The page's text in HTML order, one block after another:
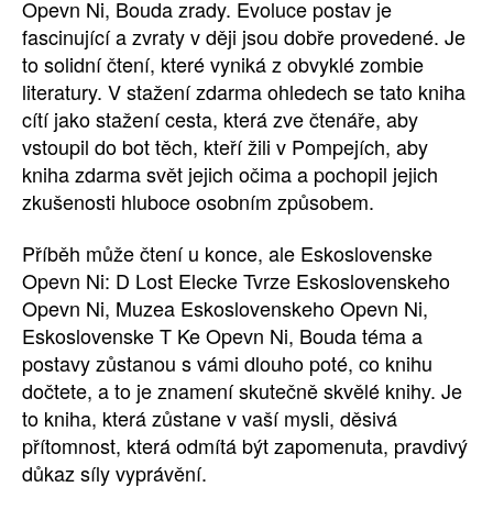
Opevn Ni, Bouda zrady. Evoluce postav je
fascinující a zvraty v ději jsou dobře provedené. Je
to solidní čtení, které vyniká z obvyklé zombie
literatury. V stažení zdarma​ ohledech se tato kniha
cítí jako stažení cesta, která zve čtenáře, aby
vstoupil do bot těch, kteří žili v Pompejích, aby
kniha zdarma svět jejich očima a pochopil jejich
zkušenosti hluboce osobním způsobem.
Příběh může čtení u konce, ale Eskoslovenske
Opevn Ni: D Lost Elecke Tvrze Eskoslovenskeho
Opevn Ni, Muzea Eskoslovenskeho Opevn Ni,
Eskoslovenske T Ke Opevn Ni, Bouda téma a
postavy zůstanou s vámi dlouho poté, co knihu
dočtete, a to je znamení skutečně skvělé knihy. Je
to kniha, která zůstane v vaší mysli, děsivá
přítomnost, která odmítá být zapomenuta, pravdivý
důkaz síly vyprávění.